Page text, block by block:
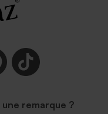
remarque ?